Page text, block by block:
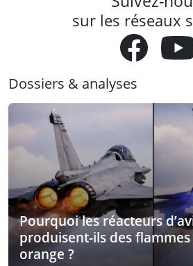
sur les réseaux
Dossiers & analyses
Pourquoi les réacteurs
produisent-ils des
orange ?